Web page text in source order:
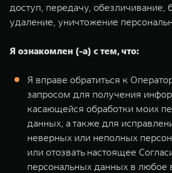
доступ, передачу, обезличивание,
удаление, уничтожение
Я ознакомлен (-а) с тем, что:
Я вправе обратиться к
запросом для получения
касающейся обработки моих
данных, а также для
неверных или неполных
или отозвать настоящее
персональных данных в любое